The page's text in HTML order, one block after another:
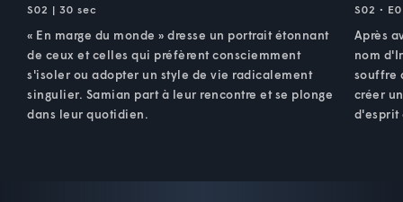
S02 | 30 sec
« En marge du monde » dresse un portrait étonnant
de ceux et celles qui préfèrent consciemment
s'isoler ou adopter un style de vie radicalement
singulier. Samian part à leur rencontre et se plonge
dans leur quotidien.
S02 •
Après
nom
souffre
créer
d'esprit